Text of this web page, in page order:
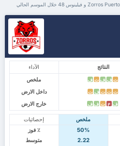
الآداء النتائج
ملخص
ت ف ف ت ف
داخل الارض ت ت ت ف ت
خارج الارض ف خ ت ف ف
إحصائيات ملخص
٪ فوز
50%
متوسط
2.22